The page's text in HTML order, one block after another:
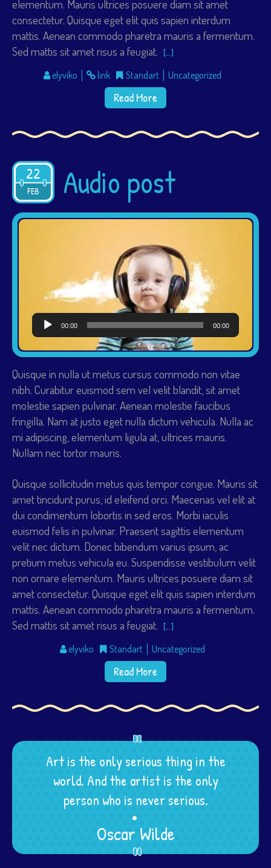
elementum. Mauris ultrices posuere diam sit amet
consectetur. Quisque eget elit quis sapien interdum
mattis. Aenean commodo pharetra mauris a fermentum.
Sed mattis sit amet risus a feugiat. […]
elyviko link Standart Uncategorized
Read More
22
FEB
2015 Audio post
Reproductor
de
audio
00:00 00:00
Quisque in nulla ut metus cursus commodo non vitae
nibh. Curabitur euismod sem vel velit blandit, sit amet
molestie sapien pulvinar. Aenean molestie faucibus
fringilla. Nam at justo eget nulla dictum vehicula. Nulla ac
mi adipiscing, elementum ligula at, ultrices mauris.
Nullam nec tortor mauris.
Quisque sollicitudin metus quis tempor congue. Mauris sit
amet tincidunt purus, id eleifend orci. Maecenas vel elit at
dui condimentum lobortis in sed eros. Morbi iaculis
euismod felis in pulvinar. Praesent sagittis elementum
velit nec dictum. Donec bibendum varius ipsum, ac
pretium metus vehicula eu. Suspendisse vestibulum velit
non ornare elementum. Mauris ultrices posuere diam sit
amet consectetur. Quisque eget elit quis sapien interdum
mattis. Aenean commodo pharetra mauris a fermentum.
Sed mattis sit amet risus a feugiat. […]
elyviko Standart Uncategorized
Read More
Art is the only serious thing in the
world. And the artist is the only
person who is never serious.
...
Oscar Wilde